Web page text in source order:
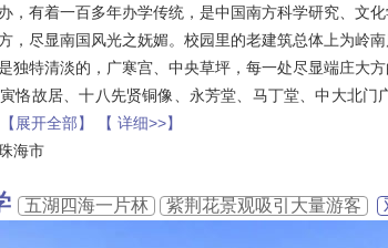
，有着一百多年办学传统，是中国南方科学研究、文
，尽显南国风光之妩媚。校园里的老建筑总体上为岭
独特清淡的，广寒宫、中央草坪，每一处尽显端庄大
恪故居、十八先贤铜像、永芳堂、马丁堂、中大北
【展开全部】
【 详细>>】
海市
五湖四海一片林 紫荆花景观吸引大量游客